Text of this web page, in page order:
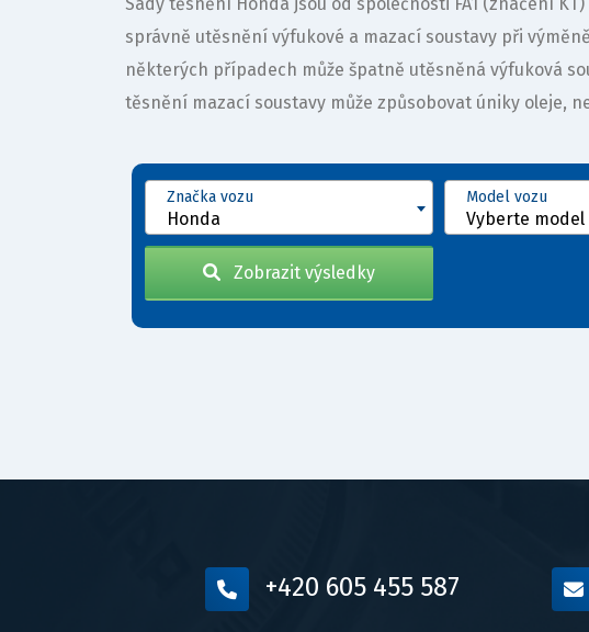
správně utěsnění výfukové a mazací soustavy při
některých případech může špatně utěsněná výfuková
těsnění mazací soustavy může způsobovat úniky oleje,
Honda
Značka vozu
Vyberte model
Model vozu
Zobrazit výsledky
+420 605 455 587